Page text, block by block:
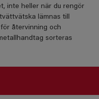
inte heller när du rengör
lämnas till
återvinning och
sorteras